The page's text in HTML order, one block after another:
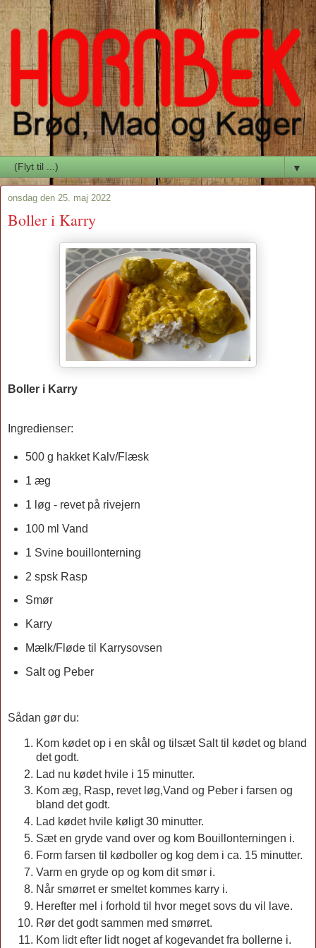
▼
onsdag den 25. maj 2022
Boller i Karry
Boller i Karry
Ingredienser:
500 g hakket Kalv/Flæsk
1 æg
1 løg - revet på rivejern
100 ml Vand
1 Svine bouillonterning
2 spsk Rasp
Smør
Karry
Mælk/Fløde til Karrysovsen
Salt og Peber
Sådan gør du:
Kom kødet op i en skål og tilsæt Salt til kødet og bland
det godt.
Lad nu kødet hvile i 15 minutter.
Kom æg, Rasp, revet løg,Vand og Peber i farsen og
bland det godt.
Lad kødet hvile køligt 30 minutter.
Sæt en gryde vand over og kom Bouillonterningen i.
Form farsen til kødboller og kog dem i ca. 15 minutter.
Varm en gryde op og kom dit smør i.
Når smørret er smeltet kommes karry i.
Herefter mel i forhold til hvor meget sovs du vil lave.
Rør det godt sammen med smørret.
Kom lidt efter lidt noget af kogevandet fra bollerne i.